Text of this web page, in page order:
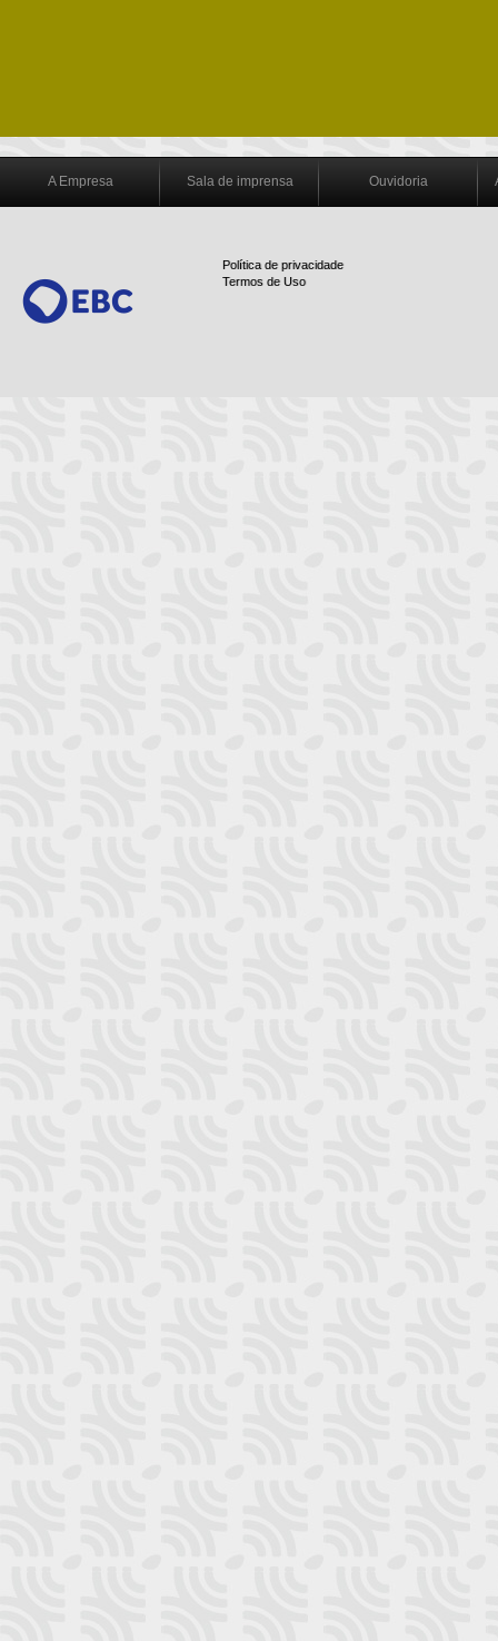
A Empresa Sala de imprensa Ouvidoria
Política de privacidade
Termos de Uso